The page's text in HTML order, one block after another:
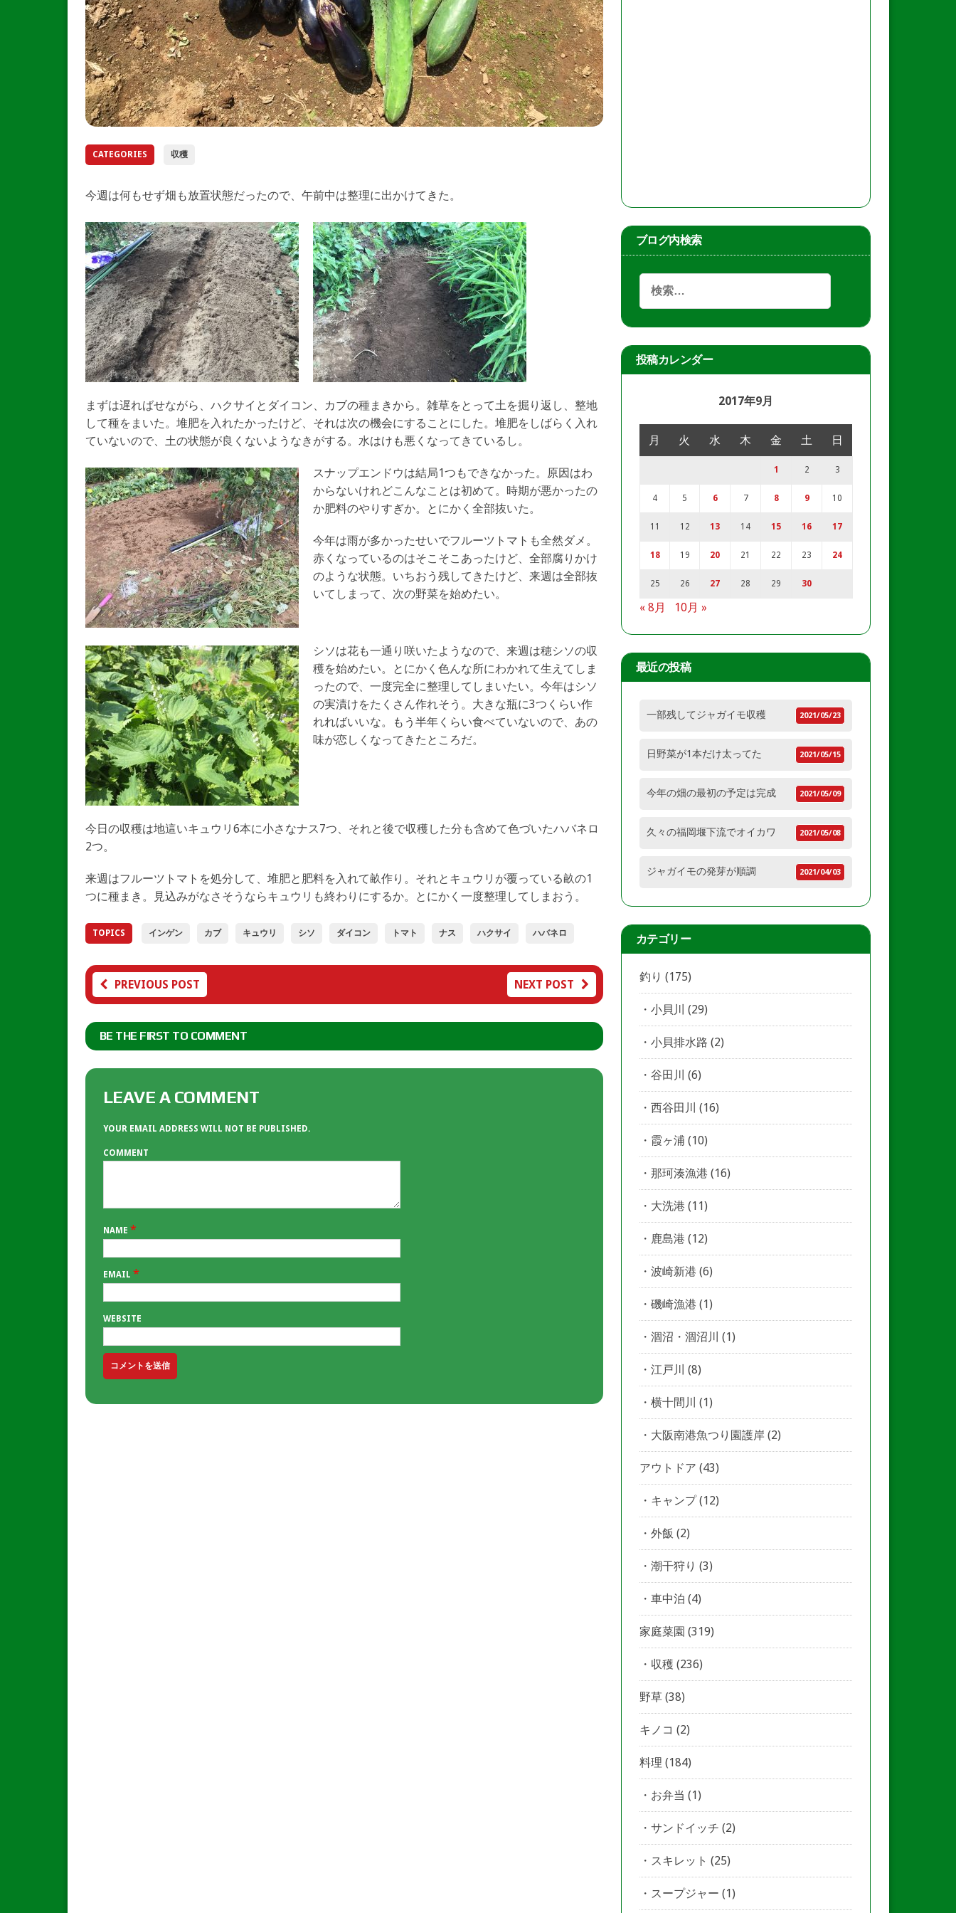
CATEGORIES 収穫
今週は何もせず畑も放置状態だったので、午前中は整理に出かけてきた。
まずは遅ればせながら、ハクサイとダイコン、カブの種まきから。雑草をとって土を掘り返し、整地
して種をまいた。堆肥を入れたかったけど、それは次の機会にすることにした。堆肥をしばらく入れ
ていないので、土の状態が良くないようなきがする。水はけも悪くなってきているし。
スナップエンドウは結局1つもできなかった。原因はわ
からないけれどこんなことは初めて。時期が悪かったの
か肥料のやりすぎか。とにかく全部抜いた。
今年は雨が多かったせいでフルーツトマトも全然ダメ。
赤くなっているのはそこそこあったけど、全部腐りかけ
のような状態。いちおう残してきたけど、来週は全部抜
いてしまって、次の野菜を始めたい。
シソは花も一通り咲いたようなので、来週は穂シソの収
穫を始めたい。とにかく色んな所にわかれて生えてしま
ったので、一度完全に整理してしまいたい。今年はシソ
の実漬けをたくさん作れそう。大きな瓶に3つくらい作
れればいいな。もう半年くらい食べていないので、あの
味が恋しくなってきたところだ。
今日の収穫は地這いキュウリ6本に小さなナス7つ、それと後で収穫した分も含めて色づいたハバネロ
2つ。
来週はフルーツトマトを処分して、堆肥と肥料を入れて畝作り。それとキュウリが覆っている畝の1
つに種まき。見込みがなさそうならキュウリも終わりにするか。とにかく一度整理してしまおう。
TOPICS インゲン カブ キュウリ シソ ダイコン トマト ナス ハクサイ ハバネロ
PREVIOUS POST NEXT POST
BE THE FIRST TO COMMENT
LEAVE A COMMENT
YOUR EMAIL ADDRESS WILL NOT BE PUBLISHED.
COMMENT
NAME *
EMAIL *
WEBSITE
ブログ内検索
投稿カレンダー
2017年9月
月 火 水 木 金 土 日
1 2 3
4 5 6 7 8 9 10
11 12 13 14 15 16 17
18 19 20 21 22 23 24
25 26 27 28 29 30
« 8月 10月 »
最近の投稿
一部残してジャガイモ収穫 2021/05/23
日野菜が1本だけ太ってた 2021/05/15
今年の畑の最初の予定は完成 2021/05/09
久々の福岡堰下流でオイカワ 2021/05/08
ジャガイモの発芽が順調 2021/04/03
カテゴリー
釣り (175)
小貝川 (29)
小貝排水路 (2)
谷田川 (6)
西谷田川 (16)
霞ヶ浦 (10)
那珂湊漁港 (16)
大洗港 (11)
鹿島港 (12)
波崎新港 (6)
磯崎漁港 (1)
涸沼・涸沼川 (1)
江戸川 (8)
横十間川 (1)
大阪南港魚つり園護岸 (2)
アウトドア (43)
キャンプ(12)
外飯 (2)
潮干狩り (3)
車中泊 (4)
家庭菜園 (319)
収穫 (236)
野草(38)
キノコ (2)
料理 (184)
お弁当 (1)
サンドイッチ (2)
スキレット (25)
スープジャー (1)